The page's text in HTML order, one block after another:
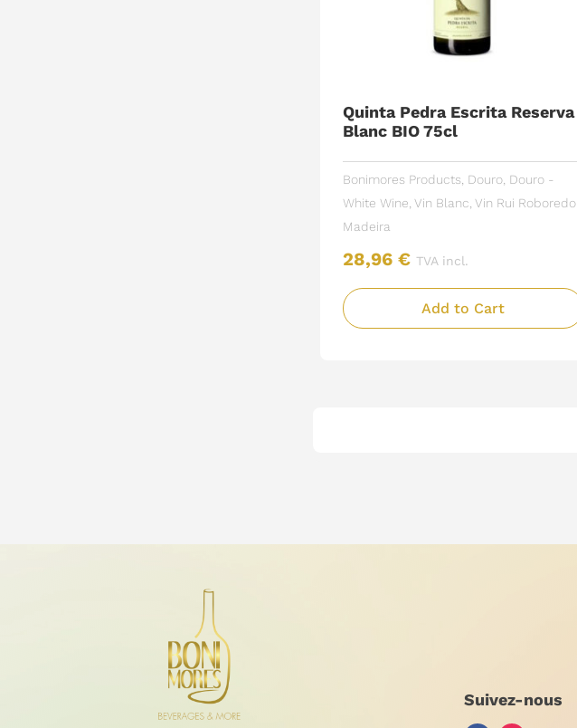
Quinta Pedra Escrita Reserva
Blanc BIO 75cl
Bonimores Products Douro Douro -
White Wine ,Vin Blanc ,Vin Rui Roboredo
Madeira
28,96€ TVA incl.
Add to Cart
Suivez-nous